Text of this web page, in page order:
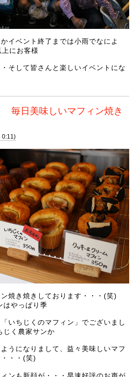
イベント終了までは小雨でなによ
にお客様
そして皆さんと楽しいイベントにな
毎日美味しいマフィン焼き
0:11)
焼き焼きしております・・・(笑)
はやっぱり季
いちじくのマフィン」でございまし
じく農家サンか
うになりまして、益々美味しいマフ
・・(笑)
ンも新顔が・・・早速好評のお声が